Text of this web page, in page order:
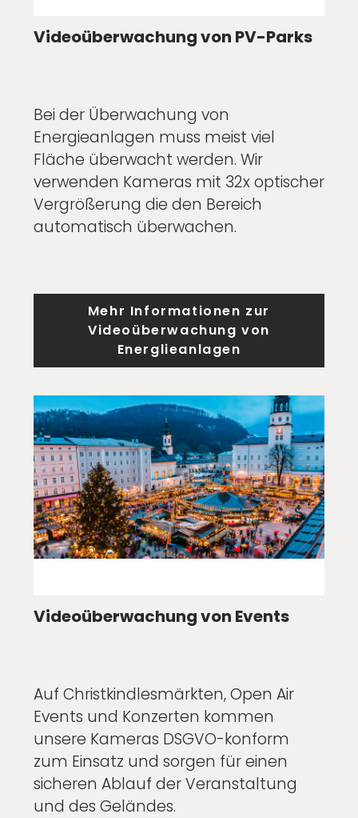
Videoüberwachung von PV-Parks
Bei der Überwachung von
Energieanlagen muss meist viel
Fläche überwacht werden. Wir
verwenden Kameras mit 32x optischer
Vergrößerung die den Bereich
automatisch überwachen.
Mehr Informationen zur
Videoüberwachung von
Energlieanlagen
Videoüberwachung von Events
Auf Christkindlesmärkten, Open Air
Events und Konzerten kommen
unsere Kameras DSGVO-konform
zum Einsatz und sorgen für einen
sicheren Ablauf der Veranstaltung
und des Geländes.